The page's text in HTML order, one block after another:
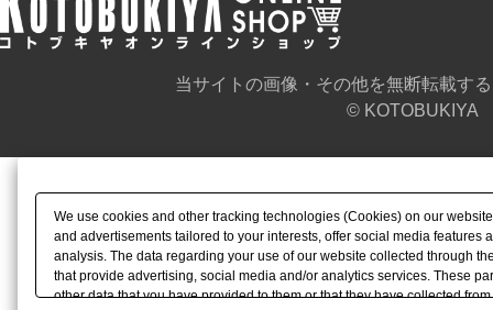
当サイトの画像・その他を無断転載す
© KOTOBUKIYA
We use cookies and other tracking technologies (Cookies) on our
and advertisements tailored to your interests, offer social media features
analysis. The data regarding your use of our website collected through
that provide advertising, social media and/or analytics services. These
other data that you have provided to them or that they have collected